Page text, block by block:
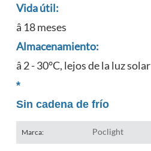
Vida útil:
â 18 meses
Almacenamiento:
â 2 - 30°C, lejos de la luz solar
*
Sin cadena de frío
Marca: Poclight